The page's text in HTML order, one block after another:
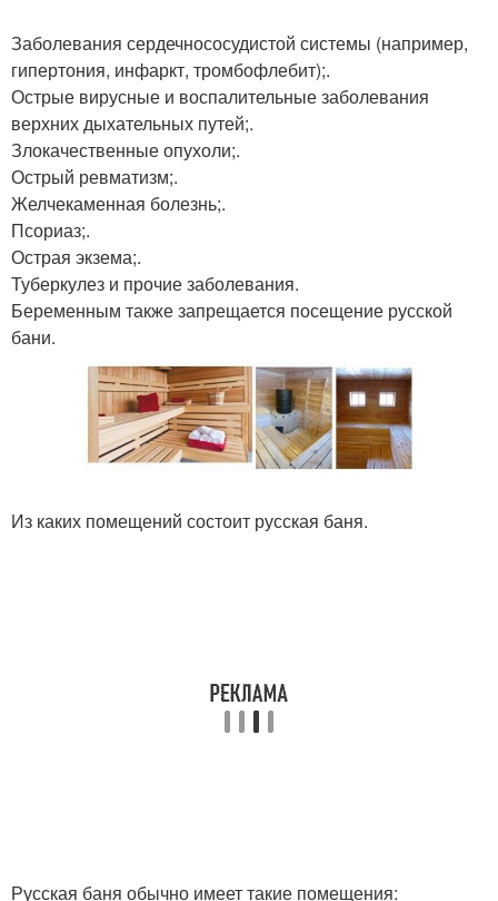
Заболевания сердечнососудистой системы (например,
гипертония, инфаркт, тромбофлебит);.
Острые вирусные и воспалительные заболевания
верхних дыхательных путей;.
Злокачественные опухоли;.
Острый ревматизм;.
Желчекаменная болезнь;.
Псориаз;.
Острая экзема;.
Туберкулез и прочие заболевания.
Беременным также запрещается посещение русской
бани.
Из каких помещений состоит русская баня.
Русская баня обычно имеет такие помещения: